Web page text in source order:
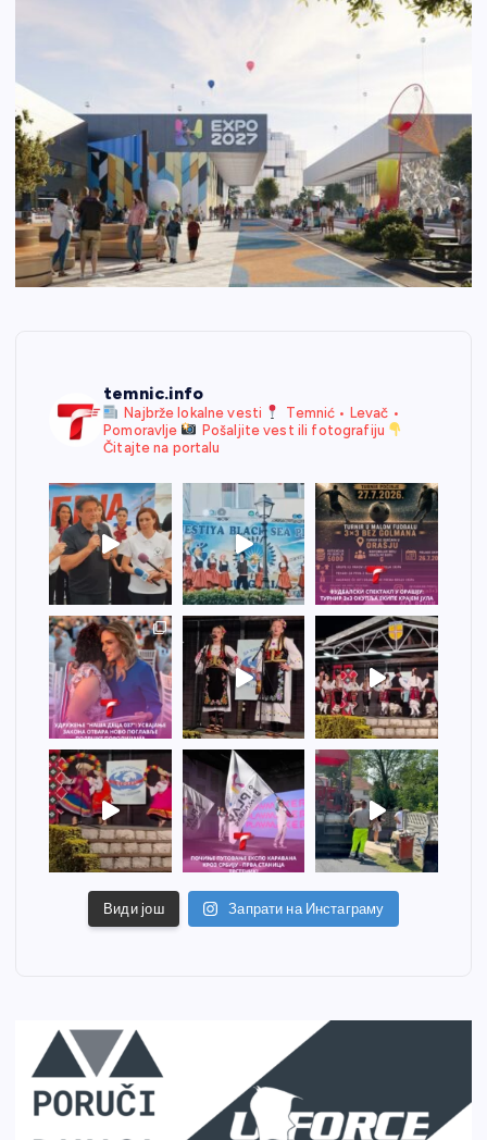
temnic.info
Najbrže lokalne vesti
Temnić • Levač •
Pomoravlje
Pošaljite vest ili fotografiju
Čitajte na portalu
Види још Запрати на Инстаграму